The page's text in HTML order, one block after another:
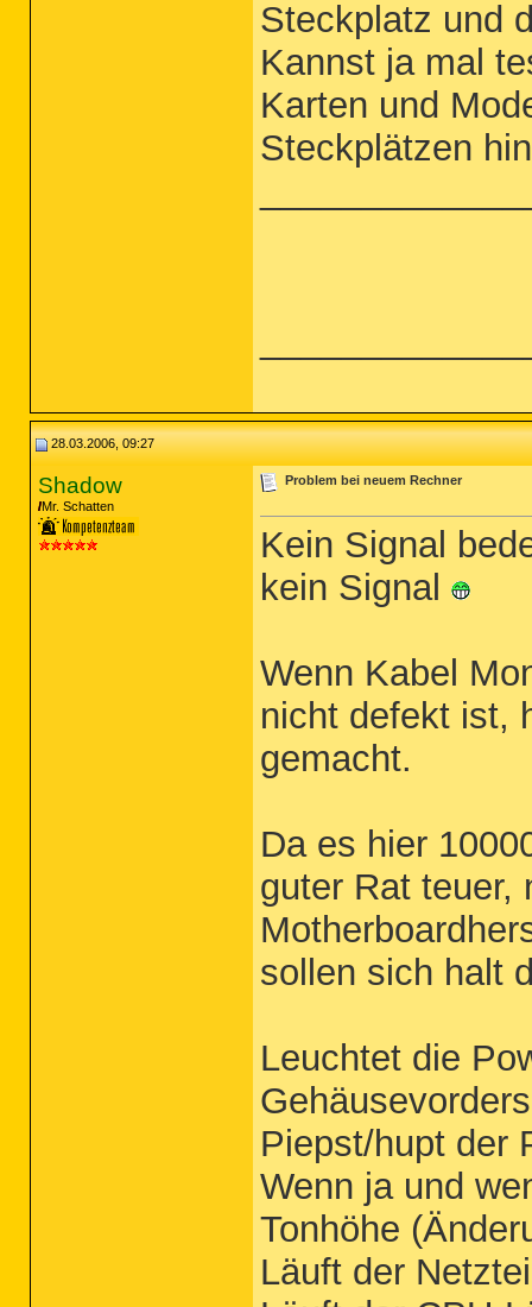
Steckplatz und
Kannst ja mal
Karten und
Steckplätzen
28.03.2006, 09:27
Shadow
Mr. Schatten
Problem bei neuem Rechner
Kein Signal
kein Signal
Wenn Kabel
nicht defekt ist,
gemacht.
Da es hier
guter Rat teuer,
sollen sich halt
Leuchtet die
Piepst/hupt der
Wenn ja und
Tonhöhe
Läuft der